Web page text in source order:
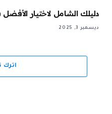
دليلك الشامل لاختيار الأفضل
ديسمبر 3, 2025
اترك